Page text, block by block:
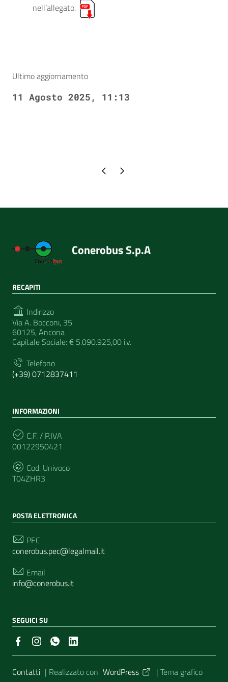
nell’allegato.
Ultimo aggiornamento
11 Agosto 2025, 11:13
Pagina precedente
Pagina successiva
Conerobus S.p.A
RECAPITI
Indirizzo
Via A. Bocconi, 35
60125, Ancona
Capitale Sociale: € 5.090.925,00 i.v.
Telefono
(+39) 0712837411
INFORMAZIONI
C.F. / P.IVA
00122950421
Cod. Univoco
T04ZHR3
POSTA ELETTRONICA
PEC
conerobus.pec@legalmail.it
Email
info@conerobus.it
SEGUICI SU
Sezione Link Utili
Contatti | Realizzato con WordPress | Tema grafico